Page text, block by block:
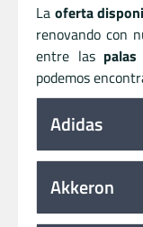
La oferta
renovando con
entre las
podemos
Adidas
Akkeron